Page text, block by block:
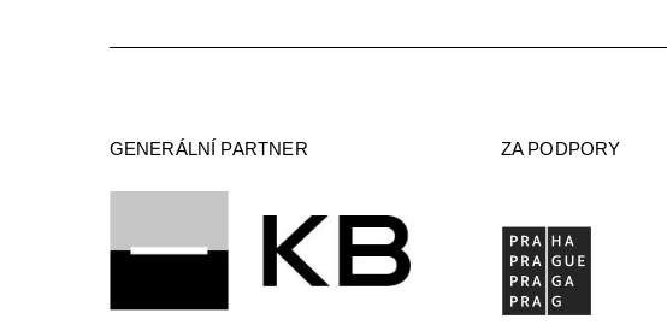
GENERÁLNÍ PARTNER ZA PODPORY